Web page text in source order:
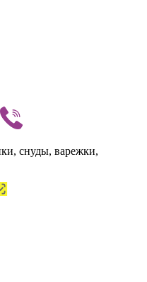
снуды, варежки,